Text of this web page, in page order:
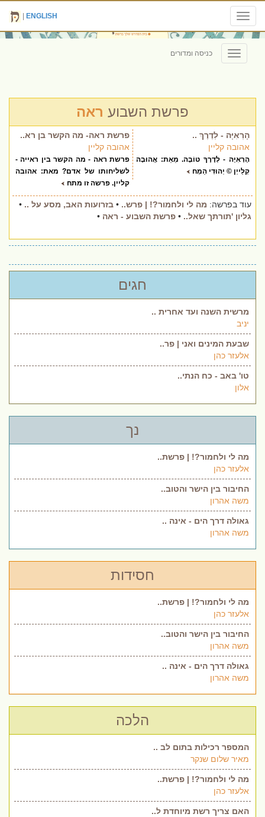
Toggle
navigation
ENGLISH
Toggle
navigation
כניסה ומדורים
פרשת השבוע ראה
הָרְאִיָּה - לְדֶרֶךְ ..
אהובה קליין
הָרְאִיָּה - לְדֶרֶךְ טוֹבָה. מֵאֵת: אֲהוּבָה
קְלַייְן © יְהוּדִי הַמְּח
פרשת ראה- מה הקשר בן רא..
אהובה קליין
פרשת ראה - מה הקשר בין ראייה -
לשליחותו של אדם? מאת: אהובה
קליין. פרשה זו מתח
עוד בפרשה: מה לי ולחמור?! | פרש.. • בזרועות האב, מסע על .. •
גליון 'תורתך שאל.. • פרשת השבוע - ראה •
חגים
מרשית השנה ועד אחרית ..
יניב
שבעת המינים ואני | פר..
אלעזר כהן
טו' באב - כח הנתי..
אלון
נך
מה לי ולחמור?! | פרשת..
אלעזר כהן
החיבור בין הישר והטוב..
משה אהרון
גאולה דרך הים - אינה ..
משה אהרון
חסידות
מה לי ולחמור?! | פרשת..
אלעזר כהן
החיבור בין הישר והטוב..
משה אהרון
גאולה דרך הים - אינה ..
משה אהרון
הלכה
המספר רכילות בתום לב ..
מאיר שלום שנקר
מה לי ולחמור?! | פרשת..
אלעזר כהן
האם צריך רשת מיוחדת ל..